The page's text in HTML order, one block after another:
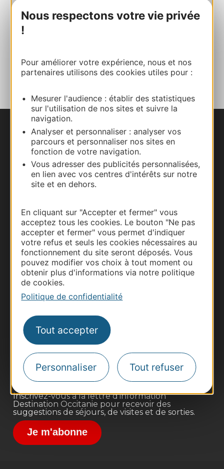
Nous respectons votre vie privée
!
Pour améliorer votre expérience, nous et nos
partenaires utilisons des cookies utiles pour :
Mesurer l'audience : établir des statistiques
sur l'utilisation de nos sites et suivre la
navigation.
Analyser et personnaliser : analyser vos
parcours et personnaliser nos sites en
fonction de votre navigation.
Vous adresser des publicités personnalisées,
en lien avec vos centres d'intérêts sur notre
site et en dehors.
En cliquant sur "Accepter et fermer" vous
acceptez tous les cookies. Le bouton "Ne pas
accepter et fermer" vous permet d'indiquer
votre refus et seuls les cookies nécessaires au
fonctionnement du site seront déposés. Vous
pouvez modifier vos choix à tout moment ou
obtenir plus d'informations via notre politique
de cookies.
Politique de confidentialité
Tout accepter
Personnaliser Tout refuser
AJOUTER
AU CARNET
Nous contacter
Carte interactive
Documentation
Thermalisme
Business/Mice
Pros d'Occitanie
Site presse et d'influence
Voyagistes
Destination Sport
Inscrivez-vous à la lettre d'information
Destination Occitanie pour recevoir des
suggestions de séjours, de visites et de sorties.
Je m'abonne